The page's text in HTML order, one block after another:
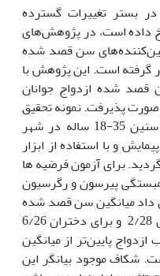
بستر تغییرات گسترده
داده است، در پژوهش‌های
سن قصد شده
گرفته است. این پژوهش با
قصد شده ازدواج جوانان
پذیرفت. نمونه تحقیق
400 نفر از جوانان مجرد واقع در سنین 35-18 ساله در شهر
و با استفاده از ابزار
جمع‌آوری گردید. برای آزمون فرضیه­ ها
پیرسون و رگرسیون
داد میانگین سن قصد شده
ازدواج در شهر اصفهان برای پسران 2/28 و برای دختران 6/26
پایین‌تر از میانگین
شکاف موجود بیانگر این